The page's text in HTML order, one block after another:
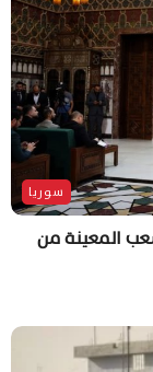
سوريا
المعينة من